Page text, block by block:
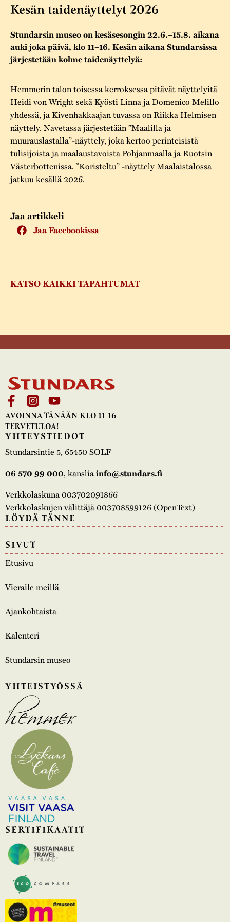
Vaellusreitti
Saavutettavuus
Kestävä kehitys
Yhteystiedot
Varaa tilat
Jarl Hemmer
Rakennukset
Rakennusperintö
Museokokoelmat
Museopedagogiikka
Käsityö
Projektit
YSTÄVÄT
Markkinat
Vuosikertomukset
Jaa artikkeli
Jaa Facebookissa
KATSO KAIKKI TAPAHTUMAT
Kesän taidenäyttelyt 2026
Stundarsin museo on kesäsesongin 22.6.–15.8. aikana
auki joka päivä, klo 11–16. Kesän aikana Stundarsissa
järjestetään kolme taidenäyttelyä:
Hemmerin talon toisessa kerroksessa pitävät näyttelyitä
Heidi von Wright sekä Kyösti Linna ja Domenico Melillo
yhdessä, ja Kivenhakkaajan tuvassa on Riikka Helmisen
näyttely. Navetassa järjestetään ”Maalilla ja
muurauslastalla”-näyttely, joka kertoo perinteisistä
tulisijoista ja maalaustavoista Pohjanmaalla ja Ruotsin
Västerbottenissa. ”Koristeltu” -näyttely Maalaistalossa
jatkuu kesällä 2026.
AVOINNA TÄNÄÄN KLO 11-16
TERVETULOA!
YHTEYSTIEDOT
Stundarsintie 5, 65450 SOLF
06 570 99 000, kansliainfo@stundars.fi
Verkkolaskuna 003702091866
Verkkolaskujen välittäjä 003708599126 (OpenText)
LÖYDÄ TÄNNE
SIVUT
Etusivu
Vieraile meillä
Ajankohtaista
Kalenteri
Stundarsin museo
YHTEISTYÖSSÄ
SERTIFIKAATIT